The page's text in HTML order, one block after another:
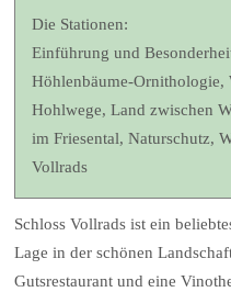
Die Stationen:
Einführung und
Höhlenbäume-Ornithologie,
Hohlwege, Land zwischen
im Friesental, Naturschutz,
Vollrads
Schloss Vollrads ist ein
Lage in der schönen
Gutsrestaurant und eine